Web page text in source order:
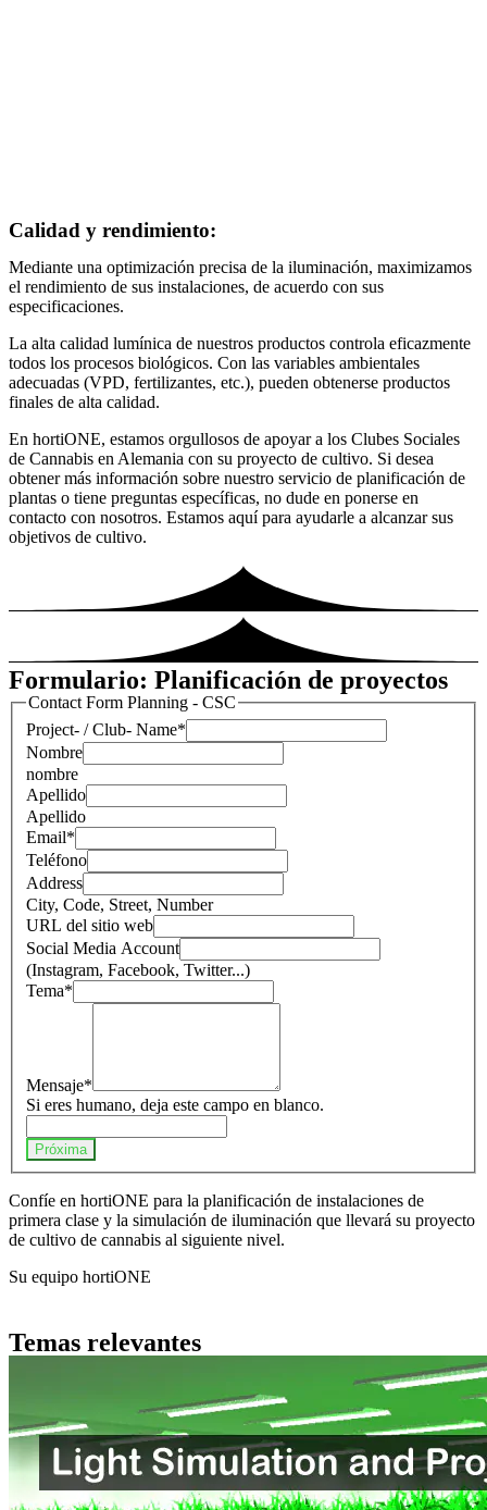
Calidad y rendimiento:
Mediante una optimización precisa de la iluminación, maximizamos
el rendimiento de sus instalaciones, de acuerdo con sus
especificaciones.
La alta calidad lumínica de nuestros productos controla eficazmente
todos los procesos biológicos. Con las variables ambientales
adecuadas (VPD, fertilizantes, etc.), pueden obtenerse productos
finales de alta calidad.
En hortiONE, estamos orgullosos de apoyar a los Clubes Sociales
de Cannabis en Alemania con su proyecto de cultivo. Si desea
obtener más información sobre nuestro servicio de planificación de
plantas o tiene preguntas específicas, no dude en ponerse en
contacto con nosotros. Estamos aquí para ayudarle a alcanzar sus
objetivos de cultivo.
Formulario: Planificación de proyectos
Contact Form Planning - CSC
Project- / Club- Name*
Nombre
nombre
Apellido
Apellido
Email*
Teléfono
Address
City, Code, Street, Number
URL del sitio web
Social Media Account
(Instagram, Facebook, Twitter...)
Tema*
Mensaje*
Si eres humano, deja este campo en blanco.
Próxima
Confíe en hortiONE para la planificación de instalaciones de
primera clase y la simulación de iluminación que llevará su proyecto
de cultivo de cannabis al siguiente nivel.
Su equipo hortiONE
Temas relevantes